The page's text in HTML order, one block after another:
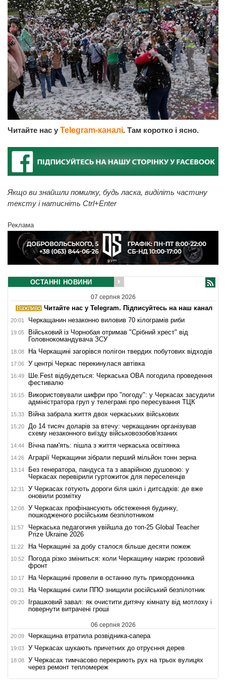
Читайте нас у Telegram-каналі. Там коротко і ясно.
Якщо ви знайшли помилку, будь ласка, виділіть частину
тексту і натисніть Ctrl+Enter
Реклама
ОСТАННІ НОВИНИ
07 серпня 2026
Читайте нас у Telegram. Підписуйтесь на наш канал
20:01 Черкащанин незаконно виловив 70 кілограмів риби
19:05
Військовий із Чорнобая отримав "Срібний хрест" від
Головнокомандувача ЗСУ
18:08 На Черкащині загорівся полігон твердих побутових відходів
17:06 У центрі Черкас перекинулася автівка
16:49
Ше.Fest відбудеться: Черкаська ОВА погодила проведення
фестивалю
16:15
Використовували шифри про "погоду": у Черкасах засудили
адміністратора груп у телеграмі про пересування ТЦК
15:33 Війна забрала життя двох черкаських військових
15:20
До 14 тисяч доларів за втечу: черкащанин організував
схему незаконного виїзду військовозобов'язаних
14:44 Вічна пам'ять: пішла з життя черкаська освітянка
14:26 Аграрії Черкащини зібрали перший мільйон тонн зерна
13:14
Без генератора, пандуса та з аварійною душовою: у
Черкасах перевірили гуртожиток для переселенців
12:31
У Черкасах готують дороги біля шкіл і дитсадків: де вже
оновили розмітку
12:08
У Черкасах профінансують обстеження будинку,
пошкодженого російським безпілотником
11:57
Черкаська педагогиня увійшла до топ-25 Global Teacher
Prize Ukraine 2026
11:22 На Черкащині за добу сталося більше десяти пожеж
10:52
Погода різко зміниться: коли Черкащину накриє грозовий
фронт
10:17 На Черкащині провели в останню путь прикордонника
09:31 На Черкащині сили ППО знищили російський безпілотник
09:20
Іграшковий завал: як очистити дитячу кімнату від мотлоху і
повернути витрачені гроші
06 серпня 2026
20:09 Черкащина втратила розвідника-сапера
19:03 У Черкасах шукають причетних до отруєння дерев
18:08
У Черкасах тимчасово перекриють рух на трьох вулицях
через ремонт тепломереж